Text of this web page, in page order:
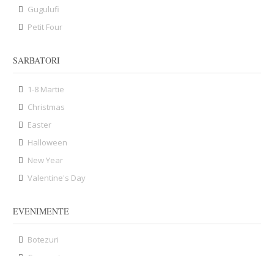
Gugulufi
Petit Four
SARBATORI
1-8 Martie
Christmas
Easter
Halloween
New Year
Valentine's Day
EVENIMENTE
Botezuri